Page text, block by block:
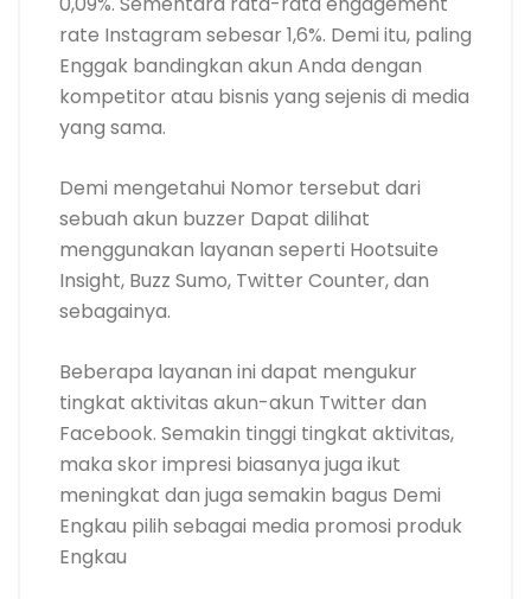
rate Instagram sebesar 1,6%. Demi itu, paling
Enggak bandingkan akun Anda dengan
kompetitor atau bisnis yang sejenis di media
yang sama.
Demi mengetahui Nomor tersebut dari
sebuah akun buzzer Dapat dilihat
menggunakan layanan seperti Hootsuite
Insight, Buzz Sumo, Twitter Counter, dan
sebagainya.
Beberapa layanan ini dapat mengukur
tingkat aktivitas akun-akun Twitter dan
Facebook. Semakin tinggi tingkat aktivitas,
maka skor impresi biasanya juga ikut
meningkat dan juga semakin bagus Demi
Engkau pilih sebagai media promosi produk
Engkau